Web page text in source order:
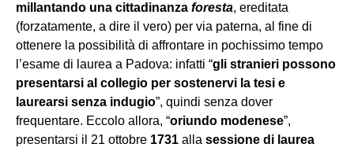
millantando una cittadinanza foresta, ereditata
(forzatamente, a dire il vero) per via paterna, al fine di
ottenere la possibilità di affrontare in pochissimo tempo
l’esame di laurea a Padova: infatti “gli stranieri possono
presentarsi al collegio per sostenervi la tesi e
laurearsi senza indugio”, quindi senza dover
frequentare. Eccolo allora, “oriundo modenese”,
presentarsi il 21 ottobre 1731 alla sessione di laurea